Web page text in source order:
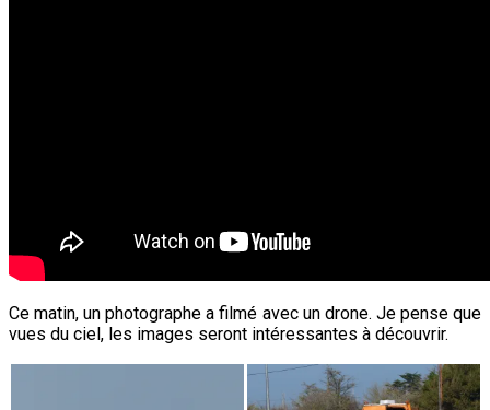
Ce matin, un photographe a filmé avec un drone. Je pense que
vues du ciel, les images seront intéressantes à découvrir.